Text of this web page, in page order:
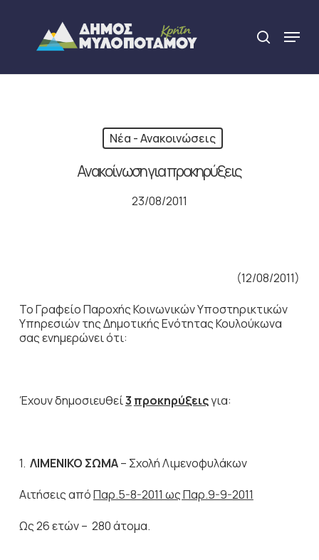
content
search
Menu
Νέα - Ανακοινώσεις
Ανακοίνωση για προκηρύξεις
23/08/2011
(12/08/2011)
Το Γραφείο Παροχής Κοινωνικών Υποστηρικτικών
Υπηρεσιών της Δημοτικής Ενότητας Κουλούκωνα
σας ενημερώνει ότι:
Έχουν δημοσιευθεί3 προκηρύξειςγια:
1. ΛΙΜΕΝΙΚΟ ΣΩΜΑ– Σχολή Λιμενοφυλάκων
Αιτήσεις απόΠαρ.5-8-2011 ως Παρ.9-9-2011
Ως 26 ετών – 280 άτομα.
Close